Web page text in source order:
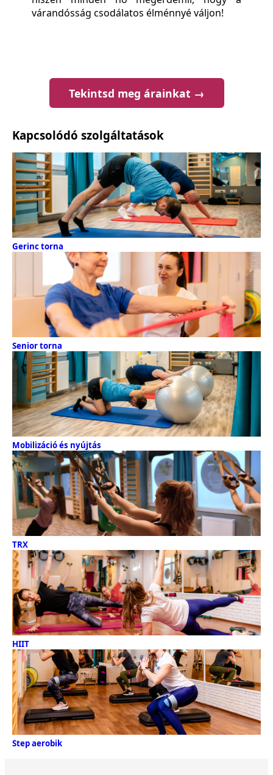
várandósság csodálatos élménnyé váljon!
Tekintsd meg árainkat →
Kapcsolódó szolgáltatások
Gerinc torna
Senior torna
Mobilizáció és nyújtás
TRX
HIIT
Step aerobik